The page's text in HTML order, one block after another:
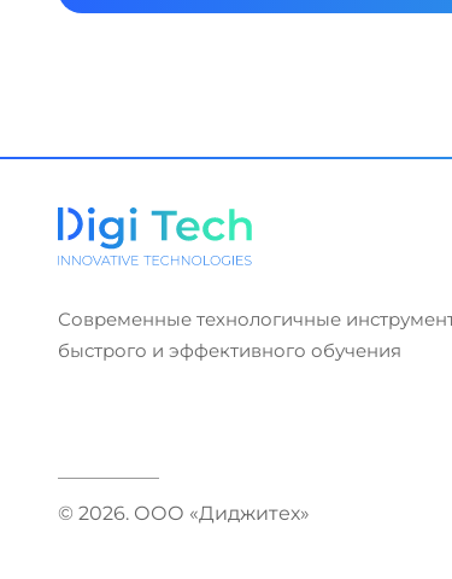
Современные технологичные
быстрого и эффективного обучения
© 2026. ООО «Диджитех»